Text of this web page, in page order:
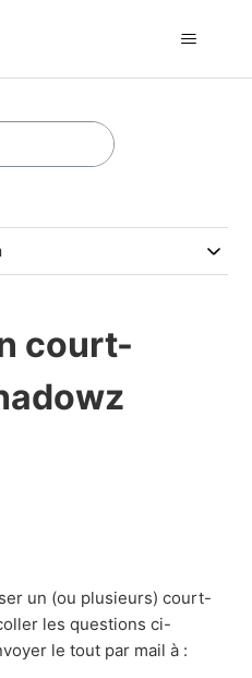
court-
un (ou plusieurs) court-
les questions ci-
le tout par mail à :